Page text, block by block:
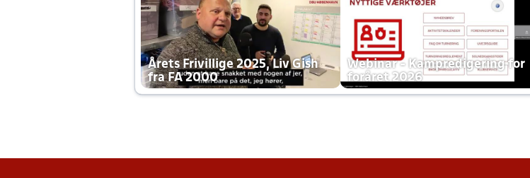
Årets Frivillige 2025, Liv Gish
fra FA 2000
Webinar - Kampredigering for
foråret 2026